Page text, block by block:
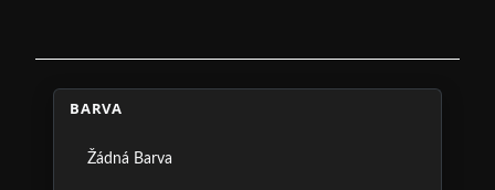
BARVA
Žádná Barva